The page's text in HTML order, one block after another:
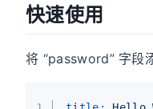
快速使用
将 “password” 字段